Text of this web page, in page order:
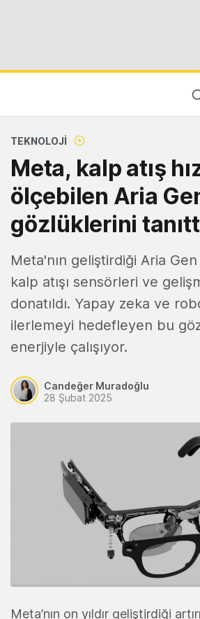
TEKNOLOJI
Meta, kalp atış
ölçebilen Aria
gözlüklerini
Meta'nın geliştirdiği Aria
kalp atışı sensörleri ve
donatıldı. Yapay zeka ve
ilerlemeyi hedefleyen bu
enerjiyle çalışıyor.
Candeğer Muradoğlu
28 Şubat 2025
Meta’nın on yıldır geliştirdiği